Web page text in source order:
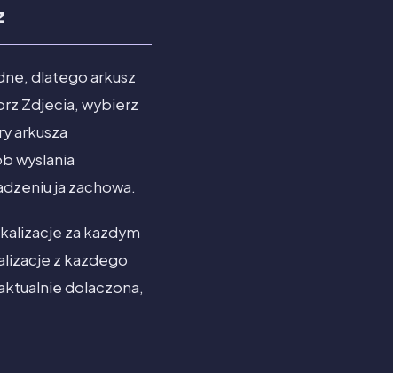
dlatego arkusz
Zdjecia, wybierz
arkusza
wyslania
ja zachowa.
za kazdym
z kazdego
dolaczona,